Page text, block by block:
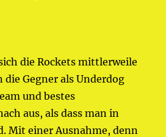
die Rockets mittlerweile
Gegner als Underdog
und bestes
aus, als dass man in
Mit einer Ausnahme, denn